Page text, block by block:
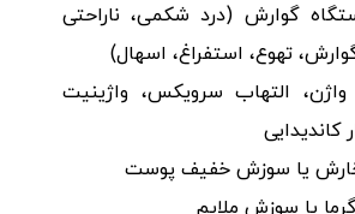
گوارش (درد شکمی، ناراحتی
تهوع، استفراغ، اسهال)
التهاب سرویکس، واژینیت
کاندیدایی
یا سوزش خفیف پوست
یا سوزش ملایم